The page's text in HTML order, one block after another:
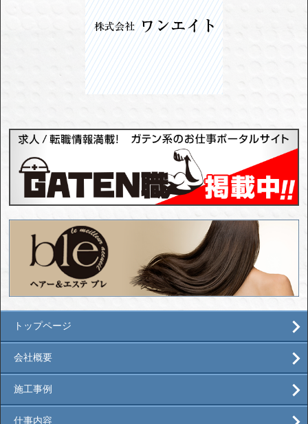
トップページ
会社概要
施工事例
仕事内容